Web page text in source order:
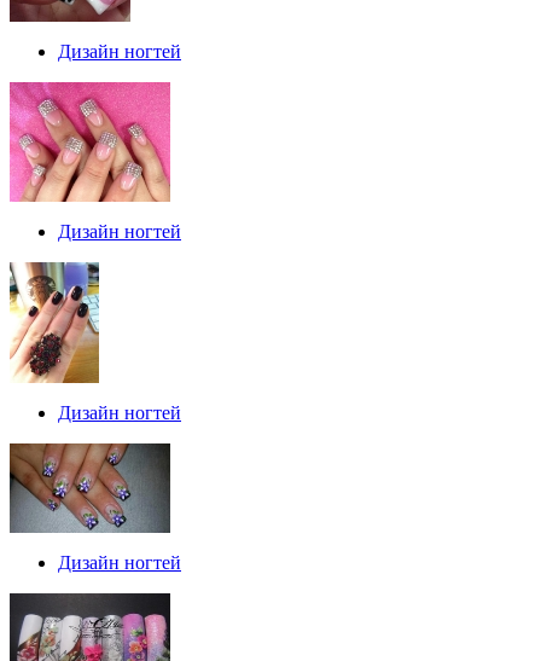
Дизайн ногтей
Дизайн ногтей
Дизайн ногтей
Дизайн ногтей